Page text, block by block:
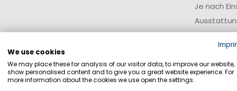
Je nach
besonders
und Skiff-
Für ein
We use cookies
We may place these for analysis of our visitor data, to improve our website,
show personalised content and to give you a great website experience. For
more information about the cookies we use open the settings.